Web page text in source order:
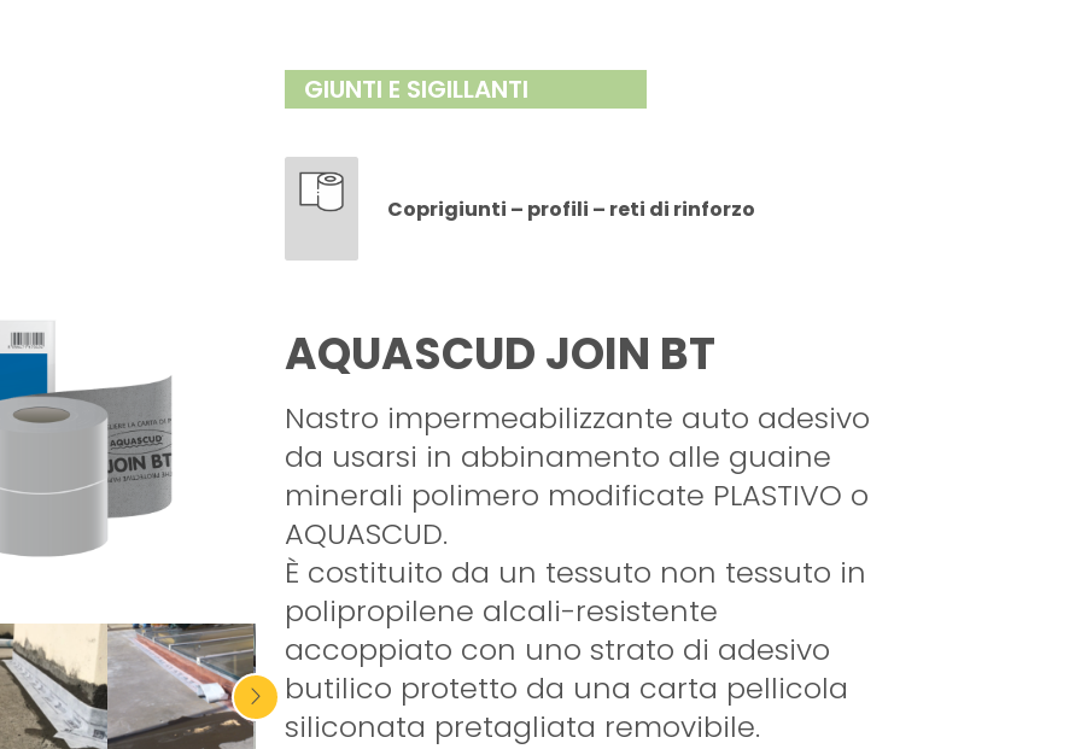
GIUNTI E SIGILLANTI
Coprigiunti – profili – reti di rinforzo
AQUASCUD JOIN BT
Nastro impermeabilizzante auto adesivo
da usarsi in abbinamento alle guaine
minerali polimero modificate PLASTIVO o
AQUASCUD.
È costituito da un tessuto non tessuto in
polipropilene alcali-resistente
accoppiato con uno strato di adesivo
butilico protetto da una carta pellicola
siliconata pretagliata removibile.